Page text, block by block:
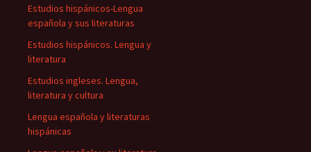
Estudios hispánicos-Lengua
española y sus literaturas
Estudios hispánicos. Lengua y
literatura
Estudios ingleses. Lengua,
literatura y cultura
Lengua española y literaturas
hispánicas